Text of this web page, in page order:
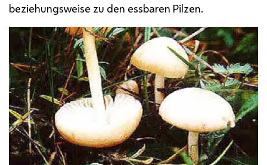
beziehungsweise zu den essbaren Pilzen.